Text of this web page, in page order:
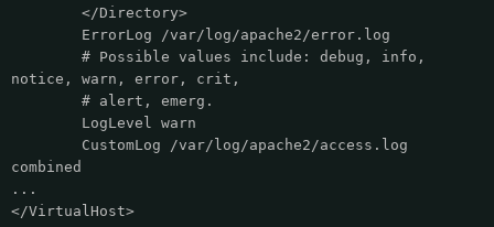
</Directory>
ErrorLog /var/log/apache2/error.log
# Possible values include: debug, info,
notice, warn, error, crit,
# alert, emerg.
LogLevel warn
CustomLog /var/log/apache2/access.log
combined
...
</VirtualHost>